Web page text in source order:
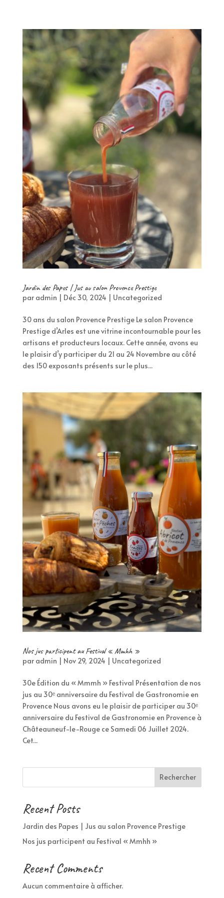
Jardin des Papes | Jus au salon Provence Prestige
par admin | Déc 30, 2024 | Uncategorized
30 ans du salon Provence Prestige Le salon Provence
Prestige d’Arles est une vitrine incontournable pour les
artisans et producteurs locaux. Cette année, avons eu
le plaisir d’y participer du 21 au 24 Novembre au côté
des 150 exposants présents sur le plus...
Nos jus participent au Festival « Mmhh »
par admin | Nov 29, 2024 | Uncategorized
30e Édition du « Mmmh » Festival Présentation de nos
jus au 30ᵉ anniversaire du Festival de Gastronomie en
Provence Nous avons eu le plaisir de participer au 30ᵉ
anniversaire du Festival de Gastronomie en Provence à
Châteauneuf-le-Rouge ce Samedi 06 Juillet 2024.
Cet...
Rechercher
Recent Posts
Jardin des Papes | Jus au salon Provence Prestige
Nos jus participent au Festival « Mmhh »
Recent Comments
Aucun commentaire à afficher.